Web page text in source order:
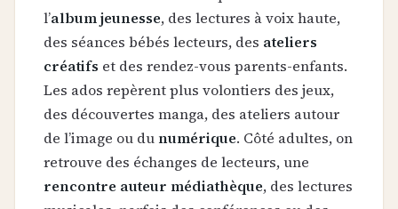
l’album jeunesse, des lectures à voix haute,
des séances bébés lecteurs, des ateliers
créatifs et des rendez-vous parents-enfants.
Les ados repèrent plus volontiers des jeux,
des découvertes manga, des ateliers autour
de l’image ou du numérique. Côté adultes, on
retrouve des échanges de lecteurs, une
rencontre auteur médiathèque, des lectures